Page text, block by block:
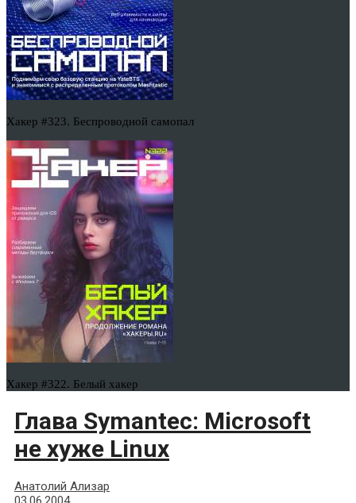
Хакер #323. Беспроводной самопал
Хакер #322. Белый хакер
Глава Symantec: Microsoft
не хуже Linux
Анатолий Ализар